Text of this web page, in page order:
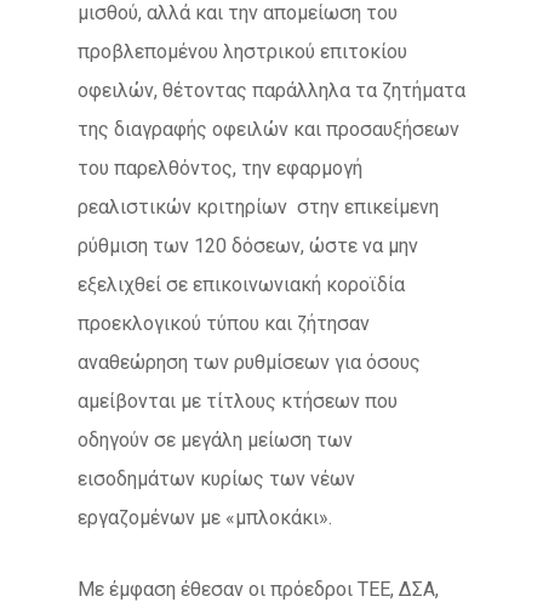
μισθού, αλλά και την απομείωση του
προβλεπομένου ληστρικού επιτοκίου
οφειλών, θέτοντας παράλληλα τα ζητήματα
της διαγραφής οφειλών και προσαυξήσεων
του παρελθόντος, την εφαρμογή
ρεαλιστικών κριτηρίων στην επικείμενη
ρύθμιση των 120 δόσεων, ώστε να μην
εξελιχθεί σε επικοινωνιακή κοροϊδία
προεκλογικού τύπου και ζήτησαν
αναθεώρηση των ρυθμίσεων για όσους
αμείβονται με τίτλους κτήσεων που
οδηγούν σε μεγάλη μείωση των
εισοδημάτων κυρίως των νέων
εργαζομένων με «μπλοκάκι».
Με έμφαση έθεσαν οι πρόεδροι ΤΕΕ, ΔΣΑ,